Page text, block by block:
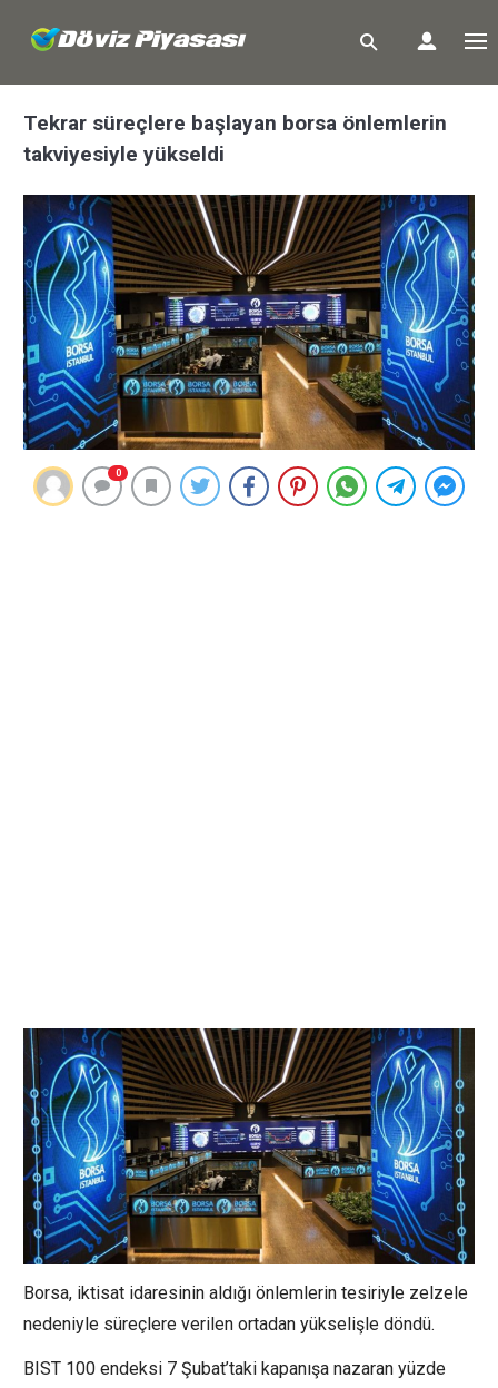
Tekrar süreçlere başlayan borsa önlemlerin
takviyesiyle yükseldi
0
Borsa, iktisat idaresinin aldığı önlemlerin tesiriyle zelzele
nedeniyle süreçlere verilen ortadan yükselişle döndü.
BIST 100 endeksi 7 Şubat’taki kapanışa nazaran yüzde